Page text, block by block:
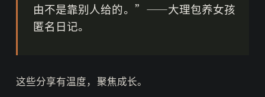
由不是靠别人给的。”——大理包养女孩
匿名日记。
这些分享有温度，聚焦成长。